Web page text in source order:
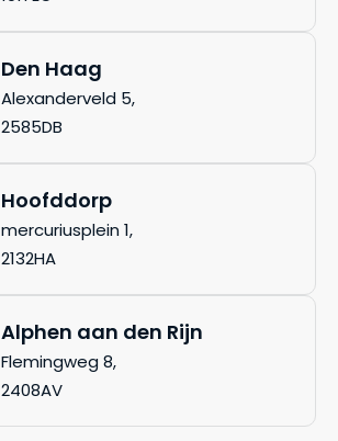
Den Haag
Alexanderveld 5,
2585DB
Hoofddorp
mercuriusplein 1,
2132HA
Alphen aan den Rijn
Flemingweg 8,
2408AV